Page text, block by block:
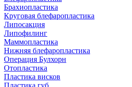
Брахиопластика
Круговая блефаропластика
Липосакция
Липофилинг
Маммопластика
Нижняя блефаропластика
Операция Булхорн
Отопластика
Пластика висков
Пластика губ